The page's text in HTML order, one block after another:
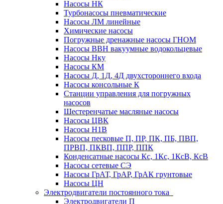
Насосы НК
Турбонасосы пневматические
Насосы ЛМ линейные
Химические насосы
Погружные дренажные насосы ГНОМ
Насосы ВВН вакуумные водокольцевые
Насосы Нку
Насосы КМ
Насосы Д, 1Д, 4Д двухстороннего входа
Насосы консольные К
Станции управления для погружных
насосов
Шестеренчатые масляные насосы
Насосы ЦВК
Насосы Н1В
Насосы песковые П, ПР, ПК, ПБ, ПВП,
ПРВП, ПКВП, ППР, ППК
Конденсатные насосы Кс, 1Кс, 1КсВ, КсВ
Насосы сетевые СЭ
Насосы ГрАТ, ГрАР, ГрАК грунтовые
Насосы ЦН
Электродвигатели постоянного тока
Электродвигатели П